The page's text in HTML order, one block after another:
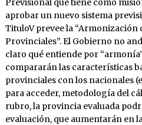
Previsional que tiene como
aprobar un nuevo sistema
TituloV prevee la “Armonización
Provinciales”. El Gobierno no
claro qué entiende por
compararán las características
provinciales con los nacionales
para acceder, metodología del
rubro, la provincia evaluada
evaluación, que aumentarán en